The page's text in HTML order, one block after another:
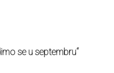
se u septembru“